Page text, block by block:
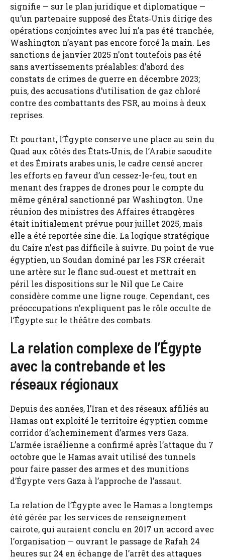
signifie — sur le plan juridique et diplomatique —
qu’un partenaire supposé des États‑Unis dirige des
opérations conjointes avec lui n’a pas été tranchée,
Washington n’ayant pas encore forcé la main. Les
sanctions de janvier 2025 n’ont toutefois pas été
sans avertissements préalables: d’abord des
constats de crimes de guerre en décembre 2023;
puis, des accusations d’utilisation de gaz chloré
contre des combattants des FSR, au moins à deux
reprises.
Et pourtant, l’Égypte conserve une place au sein du
Quad aux côtés des États‑Unis, de l’Arabie saoudite
et des Émirats arabes unis, le cadre censé ancrer
les efforts en faveur d’un cessez-le-feu, tout en
menant des frappes de drones pour le compte du
même général sanctionné par Washington. Une
réunion des ministres des Affaires étrangères
était initialement prévue pour juillet 2025, mais
elle a été reportée sine die. La logique stratégique
du Caire n’est pas difficile à suivre. Du point de vue
égyptien, un Soudan dominé par les FSR créerait
une artère sur le flanc sud‑ouest et mettrait en
péril les dispositions sur le Nil que Le Caire
considère comme une ligne rouge. Cependant, ces
préoccupations n’expliquent pas le rôle occulte de
l’Égypte sur le théâtre des combats.
La relation complexe de l’Égypte
avec la contrebande et les
réseaux régionaux
Depuis des années, l’Iran et des réseaux affiliés au
Hamas ont exploité le territoire égyptien comme
corridor d’acheminement d’armes vers Gaza.
L’armée israélienne a confirmé après l’attaque du 7
octobre que le Hamas avait utilisé des tunnels
pour faire passer des armes et des munitions
d’Égypte vers Gaza à l’approche de l’assaut.
La relation de l’Égypte avec le Hamas a longtemps
été gérée par les services de renseignement
cairote, qui auraient conclu en 2017 un accord avec
l’organisation — ouvrant le passage de Rafah 24
heures sur 24 en échange de l’arrêt des attaques